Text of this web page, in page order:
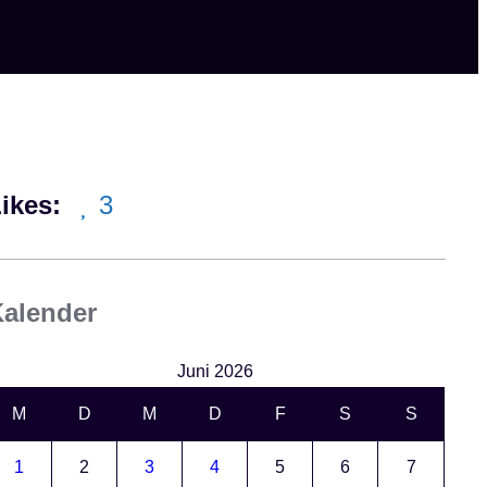
3
Juni 2026
M D M D F S S
1 2 3 4 5 6 7